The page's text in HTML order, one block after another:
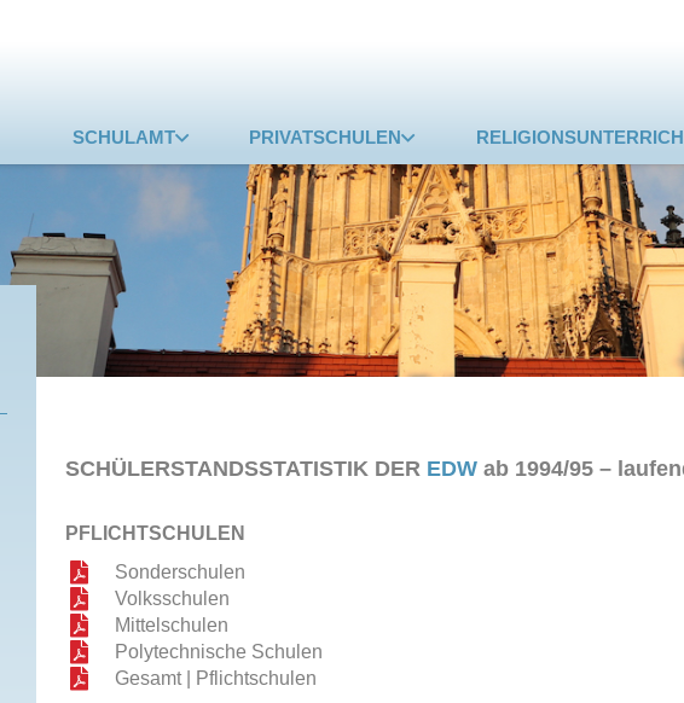
SCHULAMT PRIVATSCHULEN
SCHÜLERSTANDSSTATISTIK DER EDW ab 1994/95 –
PFLICHTSCHULEN
Sonderschulen
Volksschulen
Mittelschulen
Polytechnische Schulen
Gesamt | Pflichtschulen